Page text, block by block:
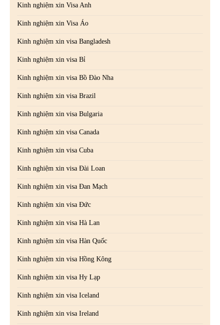
Kinh nghiệm xin Visa Anh
Kinh nghiệm xin Visa Áo
Kinh nghiệm xin visa Bangladesh
Kinh nghiệm xin visa Bỉ
Kinh nghiệm xin visa Bồ Đào Nha
Kinh nghiệm xin visa Brazil
Kinh nghiệm xin visa Bulgaria
Kinh nghiệm xin visa Canada
Kinh nghiệm xin visa Cuba
Kinh nghiệm xin visa Đài Loan
Kinh nghiệm xin visa Đan Mạch
Kinh nghiệm xin visa Đức
Kinh nghiệm xin visa Hà Lan
Kinh nghiệm xin visa Hàn Quốc
Kinh nghiệm xin visa Hồng Kông
Kinh nghiệm xin visa Hy Lạp
Kinh nghiệm xin visa Iceland
Kinh nghiệm xin visa Ireland